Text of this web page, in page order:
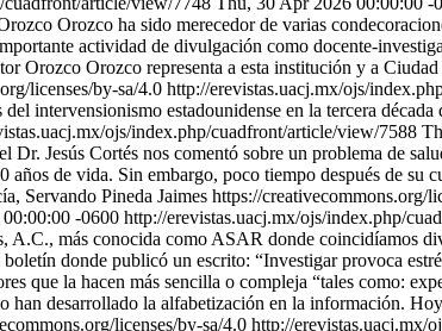
Orozco ha sido merecedor de varias
actividad de divulgación como docente-
Orozco representa a esta institución y a
licenses/by-sa/4.0 http://erevistas.uacj.mx/ojs/
del intervensionismo estadounidense en la tercera
ojs/index.php/cuadfront/article/view/7588
Dr. Jesús Cortés nos comentó sobre un problema de
de vida. Sin embargo, poco tiempo después de su
Servando Pineda Jaimes https://creativecommons.org/
-0600 http://erevistas.uacj.mx/ojs/index.php/
más conocida como ASAR donde coincidíamos
donde publicó un escrito: “Investigar provoca
que la hacen más sencilla o compleja “tales como:
han desarrollado la alfabetización en la información.
licenses/by-sa/4.0 http://erevistas.uacj.mx/